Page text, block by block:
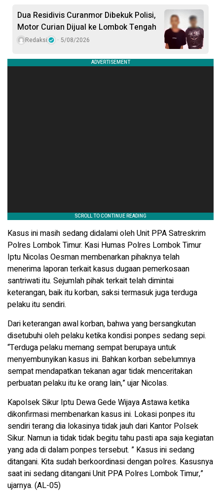
Dua Residivis Curanmor Dibekuk Polisi,
Motor Curian Dijual ke Lombok Tengah
Redaksi 5/08/2026
Kasus ini masih sedang didalami oleh Unit PPA Satreskrim
Polres Lombok Timur. Kasi Humas Polres Lombok Timur
Iptu Nicolas Oesman membenarkan pihaknya telah
menerima laporan terkait kasus dugaan pemerkosaan
santriwati itu. Sejumlah pihak terkait telah dimintai
keterangan, baik itu korban, saksi termasuk juga terduga
pelaku itu sendiri.
Dari keterangan awal korban, bahwa yang bersangkutan
disetubuhi oleh pelaku ketika kondisi ponpes sedang sepi.
“Terduga pelaku memang sempat berupaya untuk
menyembunyikan kasus ini. Bahkan korban sebelumnya
sempat mendapatkan tekanan agar tidak menceritakan
perbuatan pelaku itu ke orang lain,” ujar Nicolas.
Kapolsek Sikur Iptu Dewa Gede Wijaya Astawa ketika
dikonfirmasi membenarkan kasus ini. Lokasi ponpes itu
sendiri terang dia lokasinya tidak jauh dari Kantor Polsek
Sikur. Namun ia tidak tidak begitu tahu pasti apa saja kegiatan
yang ada di dalam ponpes tersebut. ” Kasus ini sedang
ditangani. Kita sudah berkoordinasi dengan polres. Kasusnya
saat ini sedang ditangani Unit PPA Polres Lombok Timur,”
ujarnya. (AL-05)